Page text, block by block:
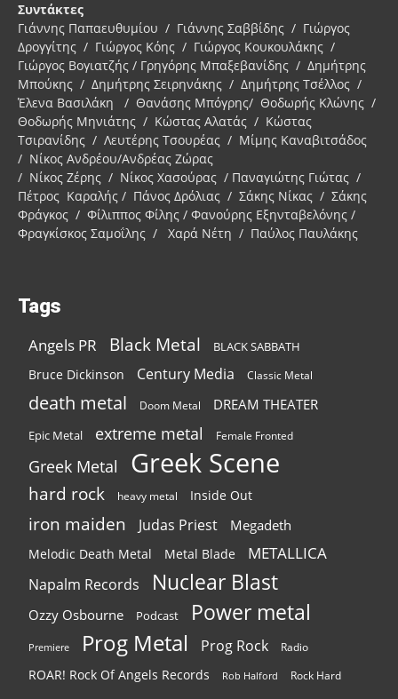
Συντάκτες
Γιάννης Παπαευθυμίου / Γιάννης Σαββίδης / Γιώργος
Δρογγίτης / Γιώργος Κόης / Γιώργος Κουκουλάκης /
Γιώργος Βογιατζής / Γρηγόρης Μπαξεβανίδης / Δημήτρης
Μπούκης / Δημήτρης Σειρηνάκης / Δημήτρης Τσέλλος /
Έλενα Βασιλάκη / Θανάσης Μπόγρης/ Θοδωρής Κλώνης /
Θοδωρής Μηνιάτης / Κώστας Αλατάς / Κώστας
Τσιρανίδης / Λευτέρης Τσουρέας / Μίμης Καναβιτσάδος
/ Νίκος Ανδρέου/Ανδρέας Ζώρας
/ Νίκος Ζέρης / Νίκος Χασούρας / Παναγιώτης Γιώτας /
Πέτρος Καραλής / Πάνος Δρόλιας / Σάκης Νίκας / Σάκης
Φράγκος / Φίλιππος Φίλης / Φανούρης Εξηνταβελόνης /
Φραγκίσκος Σαμοΐλης / Χαρά Νέτη / Παύλος Παυλάκης
Tags
Angels PR Black Metal BLACK SABBATH
Bruce Dickinson Century Media Classic Metal
death metal Doom Metal DREAM THEATER
Epic Metal extreme metal Female Fronted
Greek Metal Greek Scene
hard rock heavy metal Inside Out
iron maiden Judas Priest Megadeth
Melodic Death Metal Metal Blade METALLICA
Napalm Records Nuclear Blast
Ozzy Osbourne Podcast Power metal
Premiere Prog Metal Prog Rock Radio
ROAR! Rock Of Angels Records Rob Halford Rock Hard